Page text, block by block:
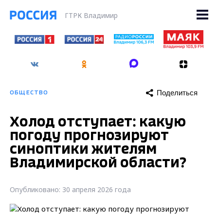
ГТРК Владимир
ОБЩЕСТВО Поделиться
Холод отступает: какую
погоду прогнозируют
синоптики жителям
Владимирской области?
Опубликовано: 30 апреля 2026 года